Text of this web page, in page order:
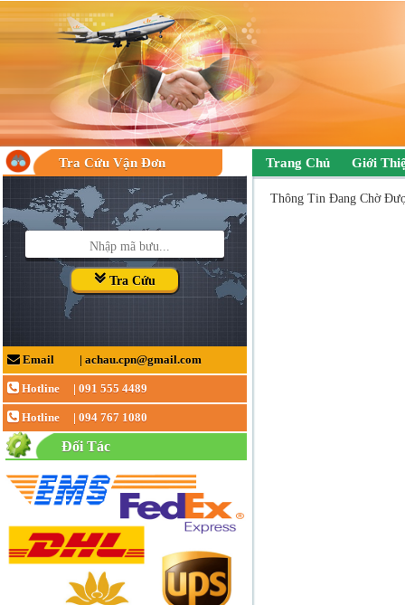
Tra Cứu Vận Đơn
Tra Cứu
Email | achau.cpn@gmail.com
Hotline | 091 555 4489
Hotline | 094 767 1080
Đối Tác
Trang Chủ Giới
Thông Tin Đang Chờ